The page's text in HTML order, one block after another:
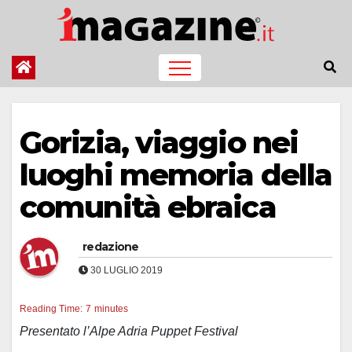
contenuto
Gorizia, viaggio nei
luoghi memoria della
comunità ebraica
redazione
30 LUGLIO 2019
Reading Time: 7 minutes
Presentato l’Alpe Adria Puppet Festival